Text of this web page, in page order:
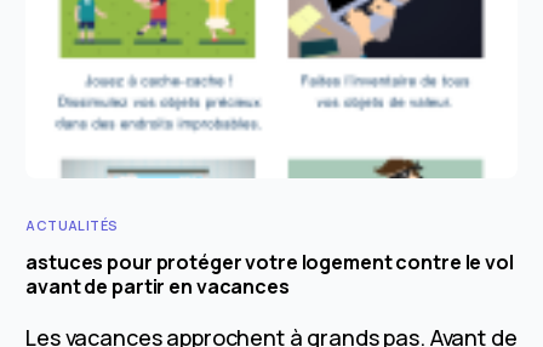
ACTUALITÉS
astuces pour protéger votre logement contre le vol
avant de partir en vacances
Les vacances approchent à grands pas. Avant de